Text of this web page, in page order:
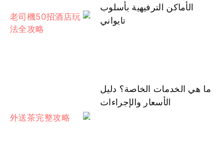
الأماكن الترفيهية بأسلوب
تايواني
ما هي الخدمات الخاصة؟ دليل
الأسعار والإجراءات